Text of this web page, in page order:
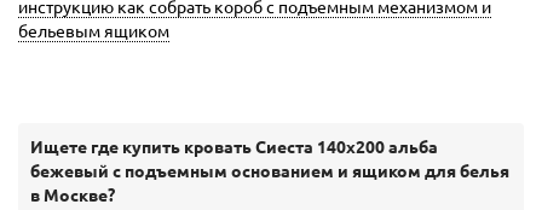
инструкцию как собрать короб с подъемным механизмом и
бельевым ящиком
Ищете где купить кровать Сиеста 140х200 альба
бежевый с подъемным основанием и ящиком для белья
в Москве?